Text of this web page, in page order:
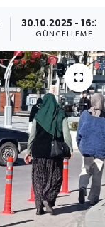
30.10.2025 -
GÜNCELLEME